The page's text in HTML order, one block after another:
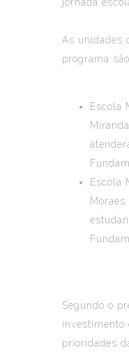
As unidades
programa
Escola
Escola
Segundo o
investimento
prioridades